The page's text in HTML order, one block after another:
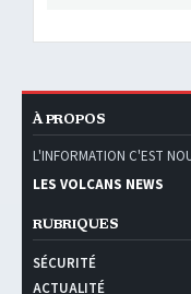
À PROPOS
L'INFORMATION C'EST
LES VOLCANS NEWS
RUBRIQUES
SÉCURITÉ
ACTUALITÉ